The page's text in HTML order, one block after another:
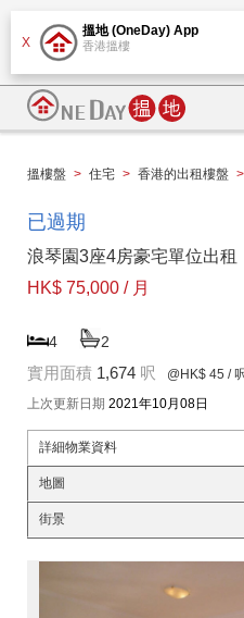
X
搵地 (OneDay) App
香港搵樓
搵樓盤 > 住宅 > 香港的出租樓盤 >
已過期
浪琴園3座4房豪宅單位出租
HK$ 75,000 / 月
4 2
實用面積 1,674 呎 @HK$ 45 /
上次更新日期 2021年10月08日
詳細物業資料
地圖
街景